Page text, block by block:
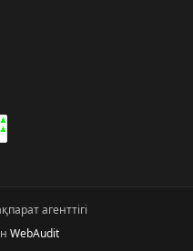
агенттігі
WebAudit